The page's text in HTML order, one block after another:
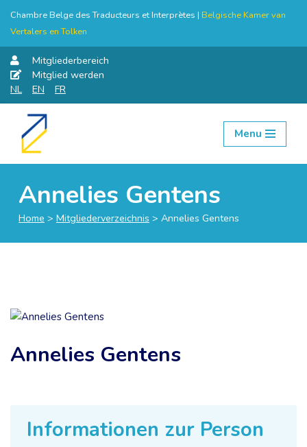
Chambre Belge des Traducteurs et Interprètes | Belgische Kamer van
Vertalers en Tolken
Mitgliederbereich
Mitglied werden
NL
EN FR
Skip
Menu
Annelies Gentens
Home > Mitgliederverzeichnis > Annelies Gentens
Informationen zur Person
Annelies Gentens